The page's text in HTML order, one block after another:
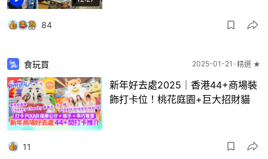
84
食玩買 2025-01-21 精選 ★
新年好去處2025｜香港44+商場裝
飾打卡位！桃花庭園+巨大招財貓
11